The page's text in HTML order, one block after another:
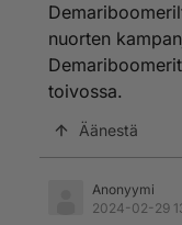
nuorten
toivossa.
Äänestä
Anonyymi
2024-02-29